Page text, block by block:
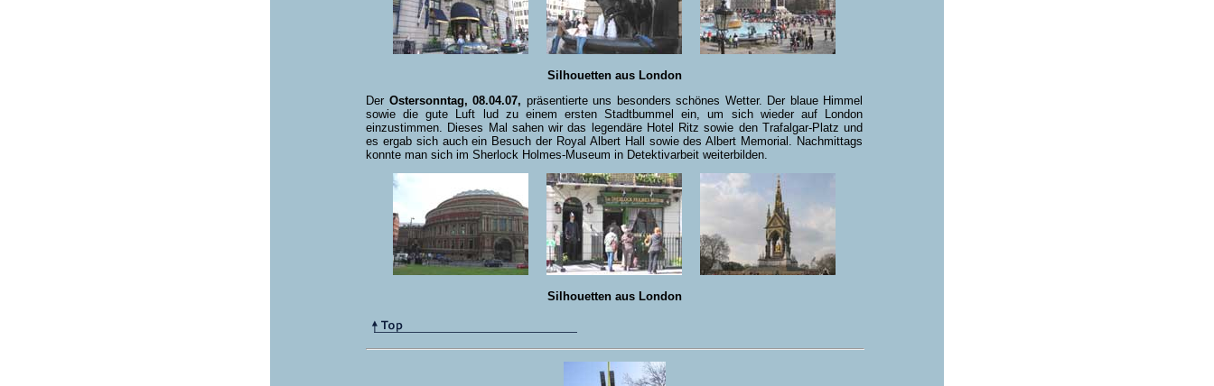
Silhouetten aus London
Der Ostersonntag, 08.04.07, präsentierte uns besonders schönes Wetter. Der blaue Himmel
sowie die gute Luft lud zu einem ersten Stadtbummel ein, um sich wieder auf London
einzustimmen. Dieses Mal sahen wir das legendäre Hotel Ritz sowie den Trafalgar-Platz und
es ergab sich auch ein Besuch der Royal Albert Hall sowie des Albert Memorial. Nachmittags
konnte man sich im Sherlock Holmes-Museum in Detektivarbeit weiterbilden.
Silhouetten aus London